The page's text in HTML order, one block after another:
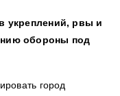
укреплений, рвы и
обороны под
город